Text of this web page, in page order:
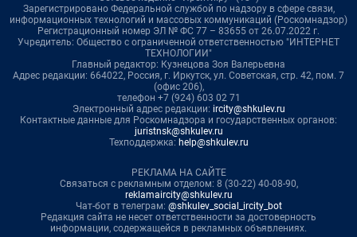
Зарегистрировано Федеральной службой по надзору в сфере связи,
информационных технологий и массовых коммуникаций (Роскомнадзор)
Регистрационный номер ЭЛ № ФС 77 – 83655 от 26.07.2022 г.
Учредитель: Общество с ограниченной ответственностью "ИНТЕРНЕТ
ТЕХНОЛОГИИ"
Главный редактор: Кузнецова Зоя Валерьевна
Адрес редакции: 664022, Россия, г. Иркутск, ул. Советская, стр. 42, пом. 7
(офис 206),
телефон +7 (924) 603 02 71
Электронный адрес редакции: ircity@shkulev.ru
Контактные данные для Роскомнадзора и государственных органов:
juristnsk@shkulev.ru
Техподдержка: help@shkulev.ru
РЕКЛАМА НА САЙТЕ
Связаться с рекламным отделом: 8 (30-22) 40-08-90,
reklamaircity@shkulev.ru
Чат-бот в телеграм: @shkulev_social_ircity_bot
Редакция сайта не несет ответственности за достоверность
информации, содержащейся в рекламных объявлениях.